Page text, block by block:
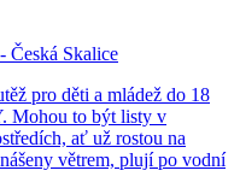
Česká Skalice
pro děti a mládež do 18
Mohou to být listy v
ať už rostou na
větrem, plují po vodní